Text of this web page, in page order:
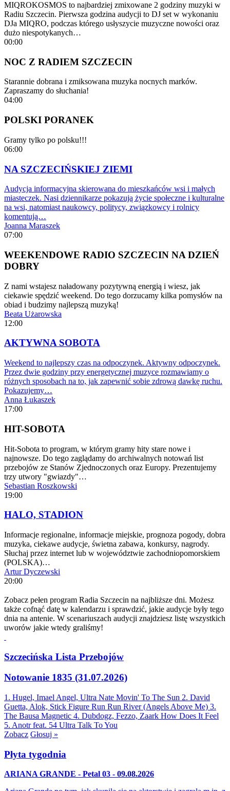
MIQROKOSMOS to najbardziej zmixowane 2 godziny muzyki w
Radiu Szczecin. Pierwsza godzina audycji to DJ set w wykonaniu
DJa MIQRO, podczas którego usłyszycie muzyczne nowości oraz
dużo niespotykanych…
00:00
NOC Z RADIEM SZCZECIN
Starannie dobrana i zmiksowana muzyka nocnych marków.
Zapraszamy do słuchania!
04:00
POLSKI PORANEK
Gramy tylko po polsku!!!
06:00
NA SZCZECIŃSKIEJ ZIEMI
Audycja informacyjna skierowana do mieszkańców wsi i małych
miasteczek. Nasi dziennikarze pokazują życie społeczne i kulturalne
na wsi, natomiast naukowcy, politycy, związkowcy i rolnicy
komentują…
Joanna Maraszek
07:00
WEEKENDOWE RADIO SZCZECIN NA DZIEŃ
DOBRY
Z nami wstajesz naładowany pozytywną energią i wiesz, jak
ciekawie spędzić weekend. Do tego dorzucamy kilka pomysłów na
obiad i budzimy najlepszą muzyką!
Beata Użarowska
12:00
AKTYWNA SOBOTA
Weekend to najlepszy czas na odpoczynek. Aktywny odpoczynek.
Przez dwie godziny przy energetycznej muzyce rozmawiamy o
różnych sposobach na to, jak zapewnić sobie zdrową dawkę ruchu.
Pokazujemy…
Anna Łukaszek
17:00
HIT-SOBOTA
Hit-Sobota to program, w którym gramy hity stare nowe i
najnowsze. Do tego zaglądamy do archiwalnych notowań list
przebojów ze Stanów Zjednoczonych oraz Europy. Prezentujemy
trzy utwory "gwiazdy"…
Sebastian Roszkowski
19:00
HALO, STADION
Informacje regionalne, informacje miejskie, prognoza pogody, dobra
muzyka, ciekawe audycje, świetna zabawa, konkursy, nagrody.
Słuchaj przez internet lub w województwie zachodniopomorskiem
(POLSKA)…
Artur Dyczewski
20:00
Zobacz pełen program Radia Szczecin na najbliższe dni. Możesz
także cofnąć datę w kalendarzu i sprawdzić, jakie audycje były tego
dnia na antenie. W scenariuszach audycji znajdziesz listę wszystkich
uworów jakie wtedy graliśmy!
Szczecińska Lista Przebojów
Notowanie 1835 (31.07.2026)
1. Hugel, Imael Angel, Ultra Nate Movin' To The Sun 2. David
Guetta, Alok, Stick Figure Run Run River (Angels Above Me) 3.
The Bausa Magnetic 4. Dubdogz, Fezzo, Zaark How Does It Feel
5. Anotr feat. 54 Ultra Talk To You
Zobacz Głosuj »
Płyta tygodnia
ARIANA GRANDE - Petal 03 - 09.08.2026